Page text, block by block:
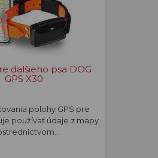
ďalšieho psa DOG
GPS X30
polohy GPS pre
používať údaje z mapy